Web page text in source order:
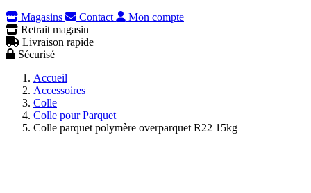
Magasins
Contact
Mon compte
Retrait magasin
Livraison rapide
Sécurisé
Accueil
Accessoires
Colle
Colle pour Parquet
Colle parquet polymère overparquet R22 15kg